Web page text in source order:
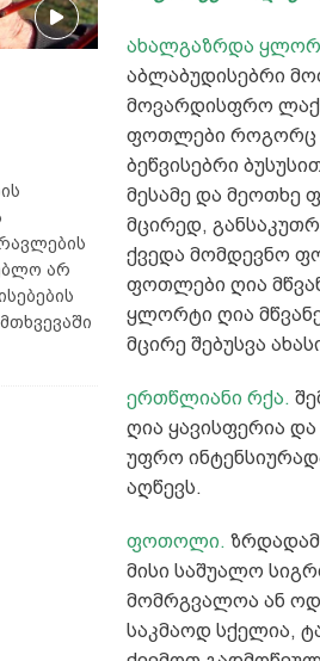
ახალგაზრდა
აბლაბუდისებრი
მოვარდისფრო
ფოთლები როგორც
ბეწვისებრი
მესამე და მეოთხე
მცირედ,
ქვედა მომდევნო
ფოთლები ღია
ყლორტი ღია
მცირე შებუსვა
ერთწლიანი რქა.
ღია ყავისფერია
უფრო
აღწევს.
ფოთოლი.
მისი საშუალო
მომრგვალოა ან
საკმაოდ სქელია,
არ